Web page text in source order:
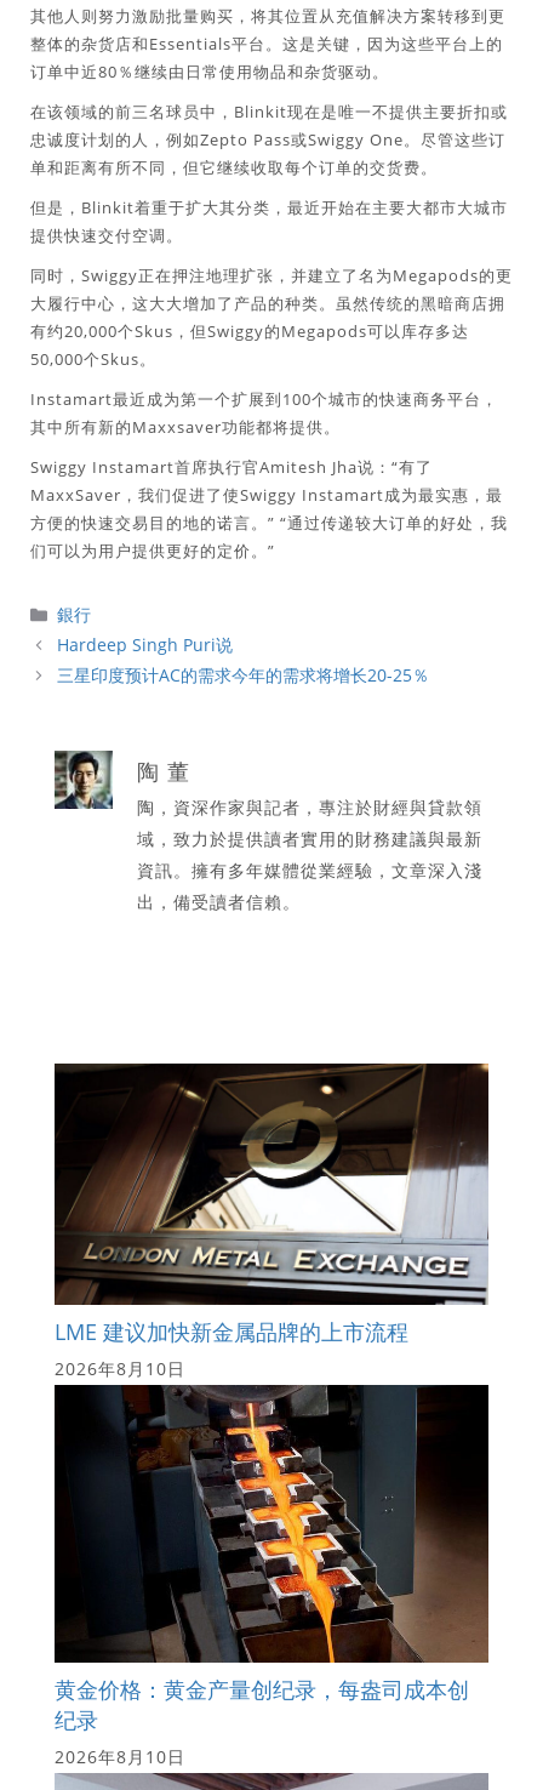
其他人则努力激励批量购买，将其位置从充值解决方案转移到更
整体的杂货店和Essentials平台。这是关键，因为这些平台上的
订单中近80％继续由日常使用物品和杂货驱动。
在该领域的前三名球员中，Blinkit现在是唯一不提供主要折扣或
忠诚度计划的人，例如Zepto Pass或Swiggy One。尽管这些订
单和距离有所不同，但它继续收取每个订单的交货费。
但是，Blinkit着重于扩大其分类，最近开始在主要大都市大城市
提供快速交付空调。
同时，Swiggy正在押注地理扩张，并建立了名为Megapods的更
大履行中心，这大大增加了产品的种类。虽然传统的黑暗商店拥
有约20,000个Skus，但Swiggy的Megapods可以库存多达
50,000个Skus。
Instamart最近成为第一个扩展到100个城市的快速商务平台，
其中所有新的Maxxsaver功能都将提供。
Swiggy Instamart首席执行官Amitesh Jha说：“有了
MaxxSaver，我们促进了使Swiggy Instamart成为最实惠，最
方便的快速交易目的地的诺言。” “通过传递较大订单的好处，我
们可以为用户提供更好的定价。”
分
類
銀行
Hardeep Singh Puri说
三星印度预计AC的需求今年的需求将增长20-25％
陶 董
陶，資深作家與記者，專注於財經與貸款領
域，致力於提供讀者實用的財務建議與最新
資訊。擁有多年媒體從業經驗，文章深入淺
出，備受讀者信賴。
LME 建议加快新金属品牌的上市流程
2026年8月10日
黄金价格：黄金产量创纪录，每盎司成本创
纪录
2026年8月10日